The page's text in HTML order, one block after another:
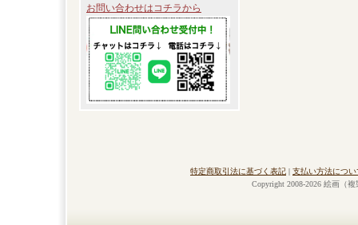
お問い合わせはコチラから
特定商取引法に基づく表記 | 支払い方法につい
Copyright 2008-2026 絵画（